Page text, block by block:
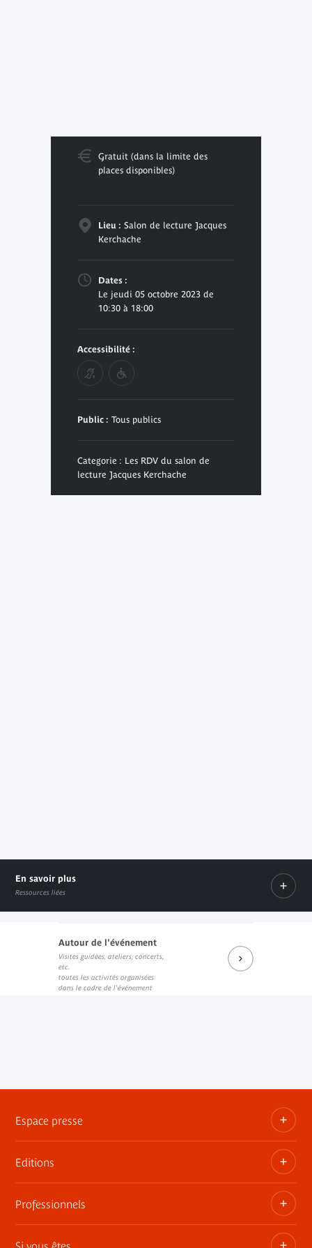
Gratuit (dans la limite des
places disponibles)
Lieu : Salon de lecture Jacques
Kerchache
Dates :
Le jeudi 05 octobre 2023 de
10:30 à 18:00
Accessibilité :
Public : Tous publics
Categorie : Les RDV du salon de
lecture Jacques Kerchache
En savoir plus
Ressources liées
Prochains rendez-vous du salon de lecture JK
Lien externe
Réécouter les dernières rencontres
Autour de l'événement
Visites guidées, ateliers, concerts,
etc.
toutes les activités organisées
dans le cadre de l'événement
Espace presse
Dossiers, communiqués, bandes annonces
Contact presse
Editions
Les publications du musée
Professionnels